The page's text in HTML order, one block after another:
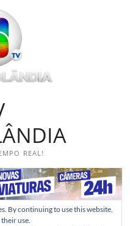
REAL!
By continuing to use this website,
use.